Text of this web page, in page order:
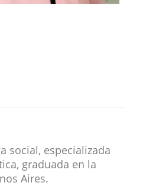
social, especializada
graduada en la
Aires.